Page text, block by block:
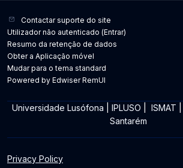
Contactar suporte do site
Utilizador não autenticado (Entrar)
Resumo da retenção de dados
Obter a Aplicação móvel
Mudar para o tema standard
Powered by Edwiser RemUI
Universidade Lusófona IPLUSO ISMAT
Santarém
Privacy Policy